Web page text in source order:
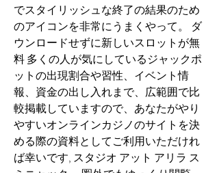
でスタイリッシュな終了の結果のため
のアイコンを非常にうまくやって。 ダ
ウンロードせずに新しいスロットが無
料 多くの人が気にしているジャックポ
ットの出現割合や習性、イベント情
報、資金の出し入れまで、広範囲で比
較掲載していますので、あなたがやり
やすいオンラインカジノのサイトを決
める際の資料としてご利用いただけれ
ば幸いです, スタジオ アット アリラ ス